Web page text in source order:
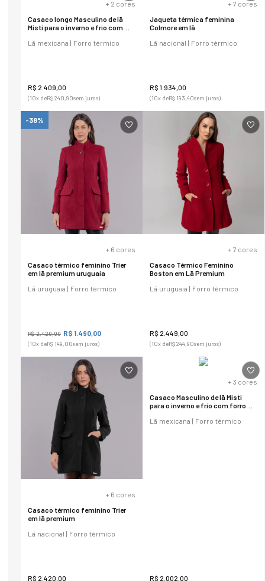
+ 2 cores
Casaco longo Masculino de lã
Misti para o inverno e frio com
Lã mexicana | Forro térmico
R$ 2 409,00
(10x deR$240,90sem juros)
+7 cores
Jaqueta térmica feminina
Colmore em lã
Lã nacional | Forro térmico
R$ 1 934,00
(10x deR$ 193,40sem juros)
-38%
+ 6 cores
Casaco térmico feminino Trier
em lã premium uruguaia
Lã uruguaia | Forro térmico
R$2.420,00 R$ 1. 490, 00
(10x deR$ 149,00sem juros)
+7 cores
Casaco Térmico Feminino
Boston em Lã Premium
Lã uruguaia | Forro térmico
R$ 2 449 00
(10x deR$244,90sem juros)
+ 6 cores
Casaco térmico feminino Trier
em lã premium
Lã nacional | Forro térmico
R$ 2 420 00
+3 cores
Casaco Masculino de lã Misti
para o inverno e frio com forro
Lã mexicana | Forro térmico
R$ 2 002 00